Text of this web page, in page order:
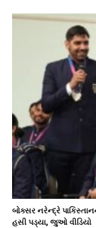
બોક્સર નરેન્દ્રે
હસી પડ્યા, જુઓ વીડિયો